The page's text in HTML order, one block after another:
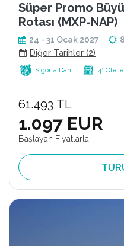
Süper Promo
Rotası (MXP-NAP)
24 - 31 Ocak 2027
Diğer Tarihler (2)
Sigorta Dahil 4*
61.493 TL
1.097 EUR
Başlayan Fiyatlarla